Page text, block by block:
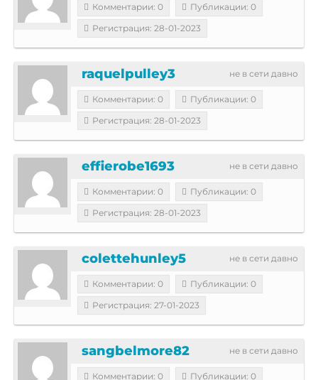
Комментарии: 0
Публикации: 0
Регистрация: 28-01-2023
не в сети давно
raquelpulley3
Комментарии: 0
Публикации: 0
Регистрация: 28-01-2023
не в сети давно
effierobe1693
Комментарии: 0
Публикации: 0
Регистрация: 28-01-2023
не в сети давно
colettehunley5
Комментарии: 0
Публикации: 0
Регистрация: 27-01-2023
не в сети давно
sangbelmore82
Комментарии: 0
Публикации: 0